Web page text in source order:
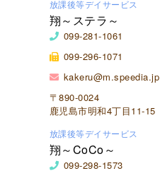
放課後等デイサービス
翔～ステラ～
099-281-1061
099-296-1071
kakeru@m.speedia.jp
〒890-0024
鹿児島市明和4丁目11-15
放課後等デイサービス
翔～CoCo～
099-298-1573